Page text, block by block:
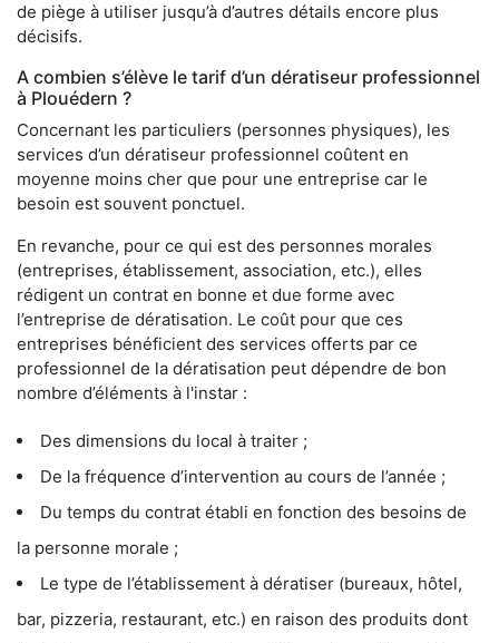
de piège à utiliser jusqu’à d’autres détails encore plus
décisifs.
A combien s’élève le tarif d’un dératiseur professionnel
à Plouédern ?
Concernant les particuliers (personnes physiques), les
services d’un dératiseur professionnel coûtent en
moyenne moins cher que pour une entreprise car le
besoin est souvent ponctuel.
En revanche, pour ce qui est des personnes morales
(entreprises, établissement, association, etc.), elles
rédigent un contrat en bonne et due forme avec
l’entreprise de dératisation. Le coût pour que ces
entreprises bénéficient des services offerts par ce
professionnel de la dératisation peut dépendre de bon
nombre d’éléments à l'instar :
Des dimensions du local à traiter ;
De la fréquence d’intervention au cours de l’année ;
Du temps du contrat établi en fonction des besoins de
la personne morale ;
Le type de l’établissement à dératiser (bureaux, hôtel,
bar, pizzeria, restaurant, etc.) en raison des produits dont